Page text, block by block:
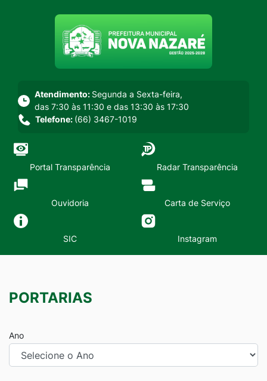
Seção do menu principal
Atendimento: Segunda a Sexta-feira,
das 7:30 às 11:30 e das 13:30 às 17:30
Telefone: (66) 3467-1019
Portal Transparência Radar Transparência
Ouvidoria Carta de Serviço
SIC Instagram
PORTARIAS
Ano